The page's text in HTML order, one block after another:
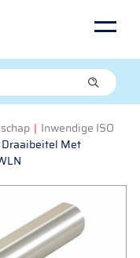
| Inwendige ISO
Met